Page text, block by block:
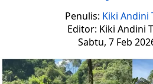
Penulis: Kiki Andini
Editor: Kiki Andini
Sabtu, 7 Feb